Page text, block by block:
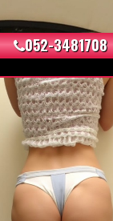
052-3481708